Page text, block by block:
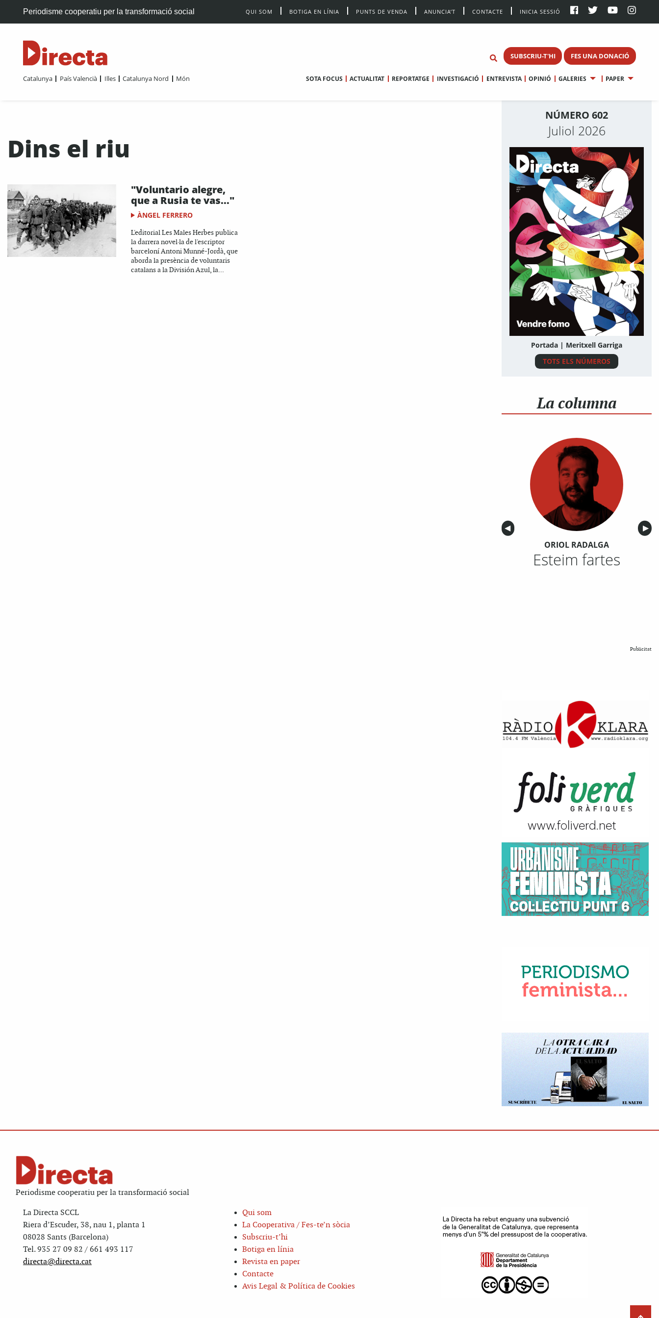
Periodisme cooperatiu per la transformació social QUI SOM BOTIGA EN LÍNIA PUNTS DE VENDA ANUNCIA’T CONTACTE INICIA SESSIÓ
SUBSCRIU-T'HI FES UNA DONACIÓ
Catalunya País Valencià Illes Catalunya Nord Món SOTA FOCUS ACTUALITAT REPORTATGE INVESTIGACIÓ ENTREVISTA OPINIÓ GALERIES PAPER
Dins el riu
"Voluntario alegre,
que a Rusia te vas..."
ÀNGEL FERRERO
L'editorial Les Males Herbes publica
la darrera novel·la de l'escriptor
barceloní Antoni Munné-Jordà, que
aborda la presència de voluntaris
catalans a la División Azul, la...
NÚMERO 602
Juliol 2026
Portada | Meritxell Garriga
TOTS ELS NÚMEROS
La columna
Anterior
◀︎ ▶︎
ORIOL RADALGA
Esteim fartes
Publicitat
Periodisme cooperatiu per la transformació social
La Directa SCCL
Riera d’Escuder, 38, nau 1, planta 1
08028 Sants (Barcelona)
Tel. 935 27 09 82 / 661 493 117
directa@directa.cat
Qui som
La Cooperativa / Fes-te’n sòcia
Subscriu-t’hi
Botiga en línia
Revista en paper
Contacte
Avis Legal & Política de Cookies